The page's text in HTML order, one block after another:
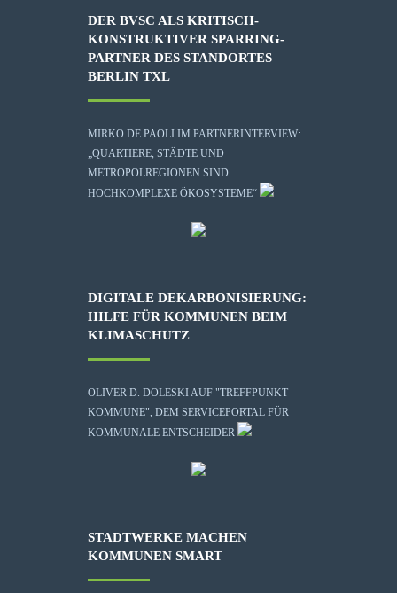
DER BVSC ALS KRITISCH-
KONSTRUKTIVER SPARRING-
PARTNER DES STANDORTES
BERLIN TXL
MIRKO DE PAOLI IM PARTNERINTERVIEW:
„QUARTIERE, STÄDTE UND
METROPOLREGIONEN SIND
HOCHKOMPLEXE ÖKOSYSTEME“
DIGITALE DEKARBONISIERUNG:
HILFE FÜR KOMMUNEN BEIM
KLIMASCHUTZ
OLIVER D. DOLESKI AUF "TREFFPUNKT
KOMMUNE", DEM SERVICEPORTAL FÜR
KOMMUNALE ENTSCHEIDER
STADTWERKE MACHEN
KOMMUNEN SMART